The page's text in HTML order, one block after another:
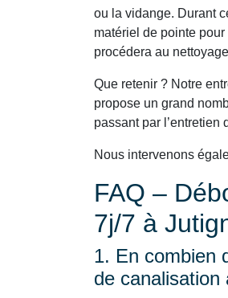
ou la vidange. Durant
matériel de pointe
procédera au
Que retenir ? Notre
propose un grand
passant par l’entretien
Nous intervenons
FAQ –
7j/7 à
1. En combien
de canalisation